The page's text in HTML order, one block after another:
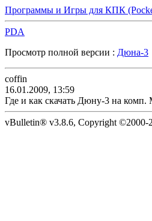
Программы и Игры для КПК
PDA
Просмотр полной версии : Дюна-3
coffin
16.01.2009, 13:59
Где и как скачать Дюну-3 на
vBulletin® v3.8.6, Copyright ©2000-